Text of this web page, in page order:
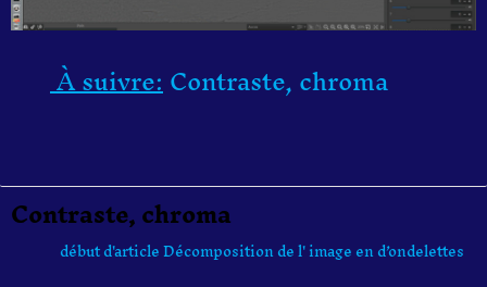
À suivre:Contraste, chroma
Contraste, chroma
début d'article Décomposition de l' image en d’ondelettes